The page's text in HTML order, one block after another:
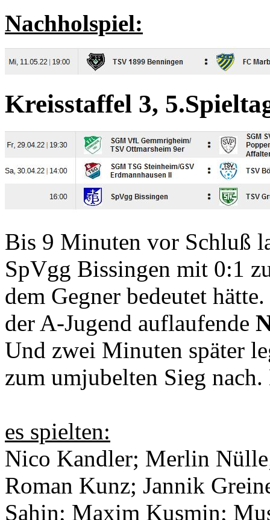
Nachholspiel:
Kreisstaffel 3,
Bis 9 Minuten vor Schluß
SpVgg Bissingen mit 0:1
dem Gegner bedeutet
der A-Jugend auflaufende
Und zwei Minuten später
zum umjubelten Sieg
es spielten:
Nico Kandler; Merlin
Roman Kunz; Jannik
Sahin; Maxim Kusmin;